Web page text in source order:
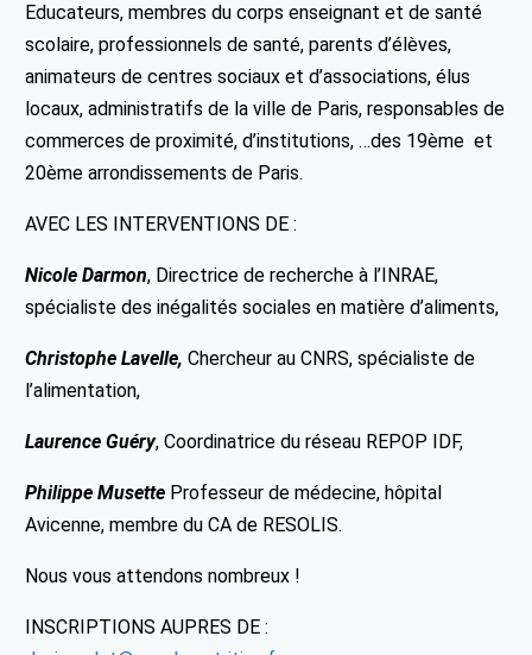
Educateurs, membres du corps enseignant et de santé
scolaire, professionnels de santé, parents d’élèves,
animateurs de centres sociaux et d’associations, élus
locaux, administratifs de la ville de Paris, responsables de
commerces de proximité, d’institutions, …des 19ème et
20ème arrondissements de Paris.
AVEC LES INTERVENTIONS DE :
Nicole Darmon, Directrice de recherche à l’INRAE,
spécialiste des inégalités sociales en matière d’aliments,
Christophe Lavelle,Chercheur au CNRS, spécialiste de
l’alimentation,
Laurence Guéry, Coordinatrice du réseau REPOP IDF,
Philippe Musette Professeur de médecine, hôpital
Avicenne, membre du CA de RESOLIS.
Nous vous attendons nombreux !
INSCRIPTIONS AUPRES DE :